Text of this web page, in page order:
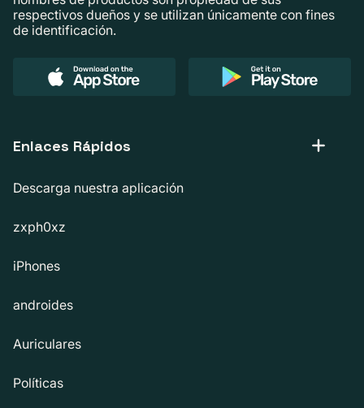
respectivos dueños y se utilizan únicamente con fines
de identificación.
Enlaces Rápidos
Descarga nuestra aplicación
zxph0xz
iPhones
androides
Auriculares
Políticas